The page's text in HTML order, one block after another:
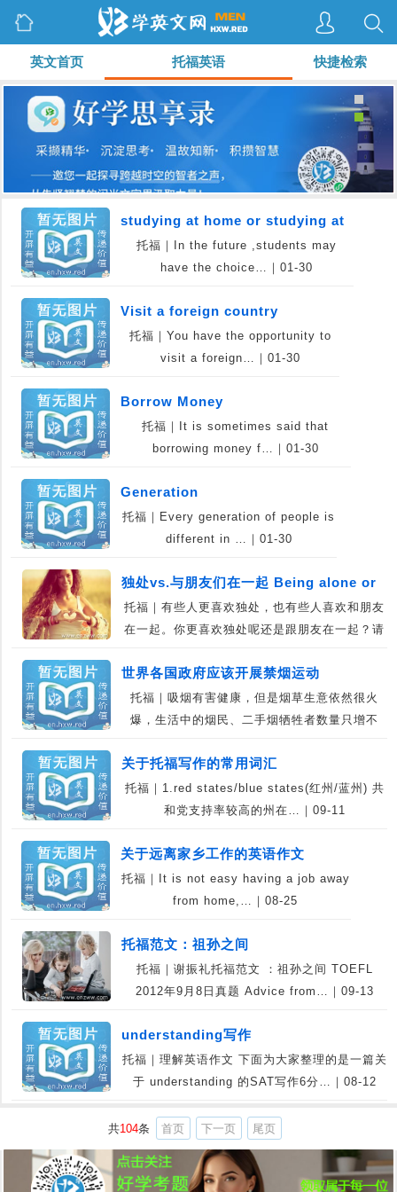
英文首页 托福英语 快捷检索
studying at home or studying at
traditional schools
托福｜In the future ,students may
have the choice…｜01-30
Visit a foreign country
托福｜You have the opportunity to
visit a foreign…｜01-30
Borrow Money
托福｜It is sometimes said that
borrowing money f…｜01-30
Generation
托福｜Every generation of people is
different in …｜01-30
独处vs.与朋友们在一起 Being alone or
staying with friends
托福｜有些人更喜欢独处，也有些人喜欢和朋友
在一起。你更喜欢独处呢还是跟朋友在一起？请
世界各国政府应该开展禁烟运动
托福｜吸烟有害健康，但是烟草生意依然很火
爆，生活中的烟民、二手烟牺牲者数量只增不
关于托福写作的常用词汇
托福｜1.red states/blue states(红州/蓝州) 共
和党支持率较高的州在…｜09-11
关于远离家乡工作的英语作文
托福｜It is not easy having a job away
from home,…｜08-25
托福范文：祖孙之间
托福｜谢振礼托福范文 ：祖孙之间 TOEFL
2012年9月8日真题 Advice from…｜09-13
understanding写作
托福｜理解英语作文 下面为大家整理的是一篇关
于 understanding 的SAT写作6分…｜08-12
共104条 首页 下一页 尾页